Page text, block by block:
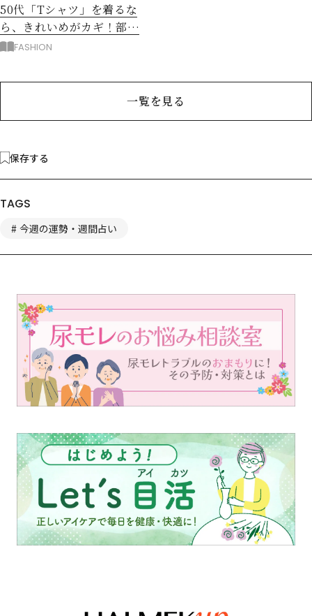
50代「Tシャツ」を着るな
ら、きれいめがカギ！部屋
着に見えないコツは？
FASHION
一覧を見る
保存する
TAGS
今週の運勢・週間占い